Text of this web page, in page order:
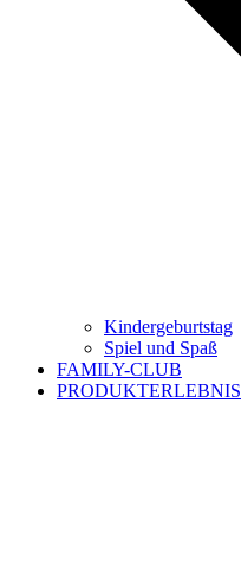
Kindergeburtstag
Spiel und Spaß
FAMILY-CLUB
PRODUKTERLEBNIS